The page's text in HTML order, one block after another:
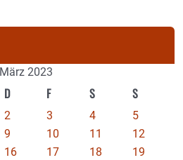
März 2023
D F S S
2 3 4
5
9 10 11
12
16 17 18
19